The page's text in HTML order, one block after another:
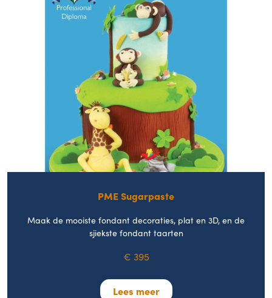
PME Sugarpaste
Maak de mooiste fondant decoraties, plat en 3D, en de
sjiekste fondant taarten
€ 395
Lees meer